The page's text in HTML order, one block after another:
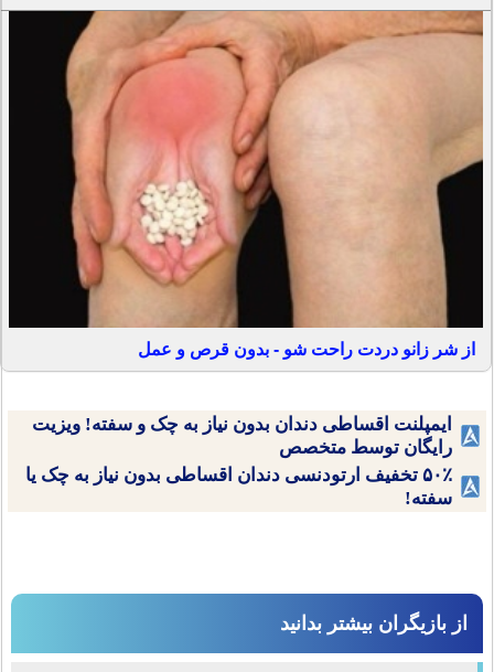
از شر زانو دردت راحت شو - بدون قرص و عمل
ایمپلنت اقساطی دندان بدون نیاز به چک و سفته! ویزیت
رایگان توسط متخصص
۵۰٪ تخفیف ارتودنسی دندان اقساطی بدون نیاز به چک یا
سفته!
از بازیگران بیشتر بدانید